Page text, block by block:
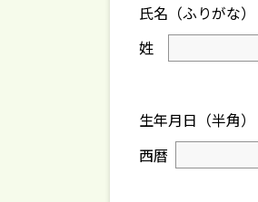
氏名（ふりがな）
姓
生年月日（半角）
西暦